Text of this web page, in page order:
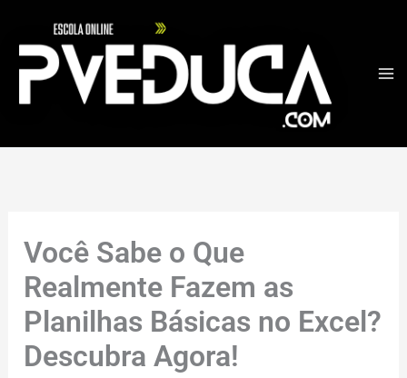
Você Sabe o Que
Realmente Fazem as
Planilhas Básicas no Excel?
Descubra Agora!